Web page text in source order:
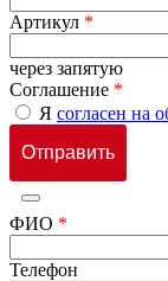
Артикул *
через запятую
Соглашение *
Я согласен на
ФИО *
Телефон